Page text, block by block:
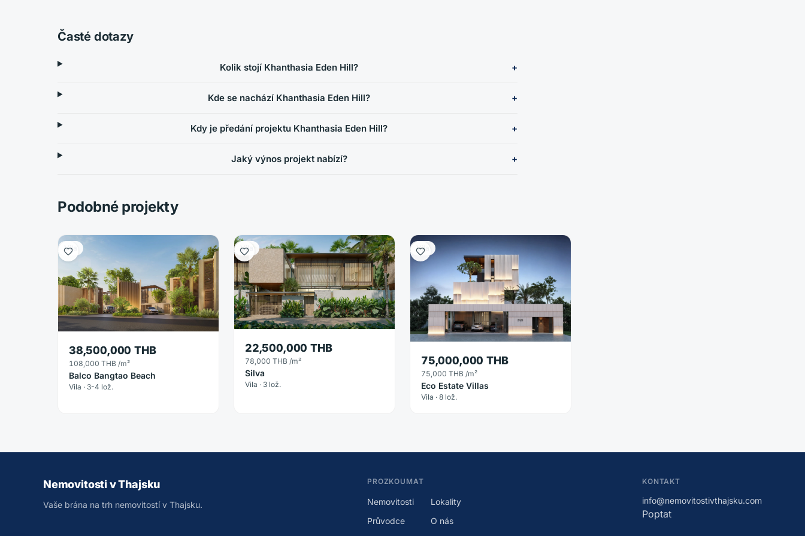
Časté dotazy
Kolik stojí Khanthasia Eden Hill?
Kde se nachází Khanthasia Eden Hill?
Kdy je předání projektu Khanthasia Eden Hill?
Jaký výnos projekt nabízí?
Podobné projekty
Vila
38,500,000 THB
108,000 THB /m²
Balco Bangtao Beach
Vila · 3-4 lož.
Vila
22,500,000 THB
78,000 THB /m²
Silva
Vila · 3 lož.
Vila
75,000,000 THB
75,000 THB /m²
Eco Estate Villas
Vila · 8 lož.
Nemovitosti v Thajsku
Vaše brána na trh nemovitostí v Thajsku.
PROZKOUMAT
Nemovitosti
Lokality
Průvodce
O nás
KONTAKT
info@nemovitostivthajsku.com
Poptat